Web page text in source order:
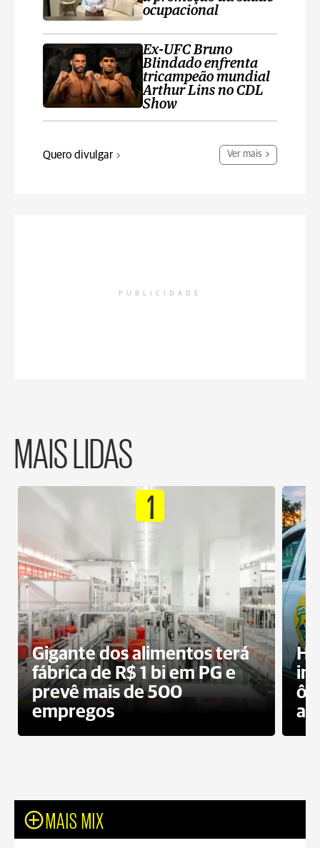
ocupacional
Ex-UFC Bruno
Blindado enfrenta
tricampeão mundial
Arthur Lins no CDL
Show
Quero divulgar Ver mais
PUBLICIDADE
MAIS LIDAS
1
Gigante dos alimentos terá
fábrica de R$ 1 bi em PG e
prevê mais de 500
empregos
MAIS MIX